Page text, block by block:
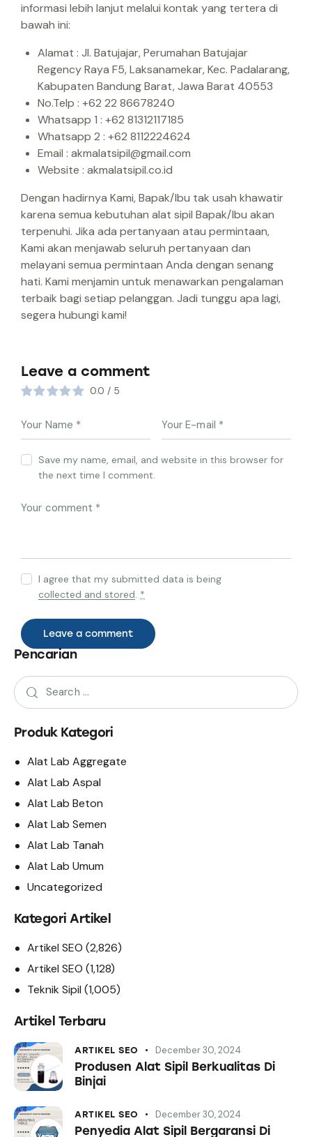
informasi lebih lanjut melalui kontak yang tertera di
bawah ini:
Alamat : Jl. Batujajar, Perumahan Batujajar
Regency Raya F5, Laksanamekar, Kec. Padalarang,
Kabupaten Bandung Barat, Jawa Barat 40553
No.Telp : +62 22 86678240
Whatsapp 1 : +62 81312117185
Whatsapp 2 : +62 8112224624
Email : akmalatsipil@gmail.com
Website : akmalatsipil.co.id
Dengan hadirnya Kami, Bapak/Ibu tak usah khawatir
karena semua kebutuhan alat sipil Bapak/Ibu akan
terpenuhi. Jika ada pertanyaan atau permintaan,
Kami akan menjawab seluruh pertanyaan dan
melayani semua permintaan Anda dengan senang
hati. Kami menjamin untuk menawarkan pengalaman
terbaik bagi setiap pelanggan. Jadi tunggu apa lagi,
segera hubungi kami!
Leave a comment
0.0 / 5
Save my name, email, and website in this browser for
the next time I comment.
I agree that my submitted data is being
collected and stored *
Pencarian
Produk Kategori
Alat Lab Aggregate
Alat Lab Aspal
Alat Lab Beton
Alat Lab Semen
Alat Lab Tanah
Alat Lab Umum
Uncategorized
Kategori Artikel
Artikel SEO (2,826)
Artikel SEO (1,128)
Teknik Sipil (1,005)
Artikel Terbaru
ARTIKEL SEO December 30, 2024
Produsen Alat Sipil Berkualitas Di
Binjai
ARTIKEL SEO December 30, 2024
Penyedia Alat Sipil Bergaransi Di